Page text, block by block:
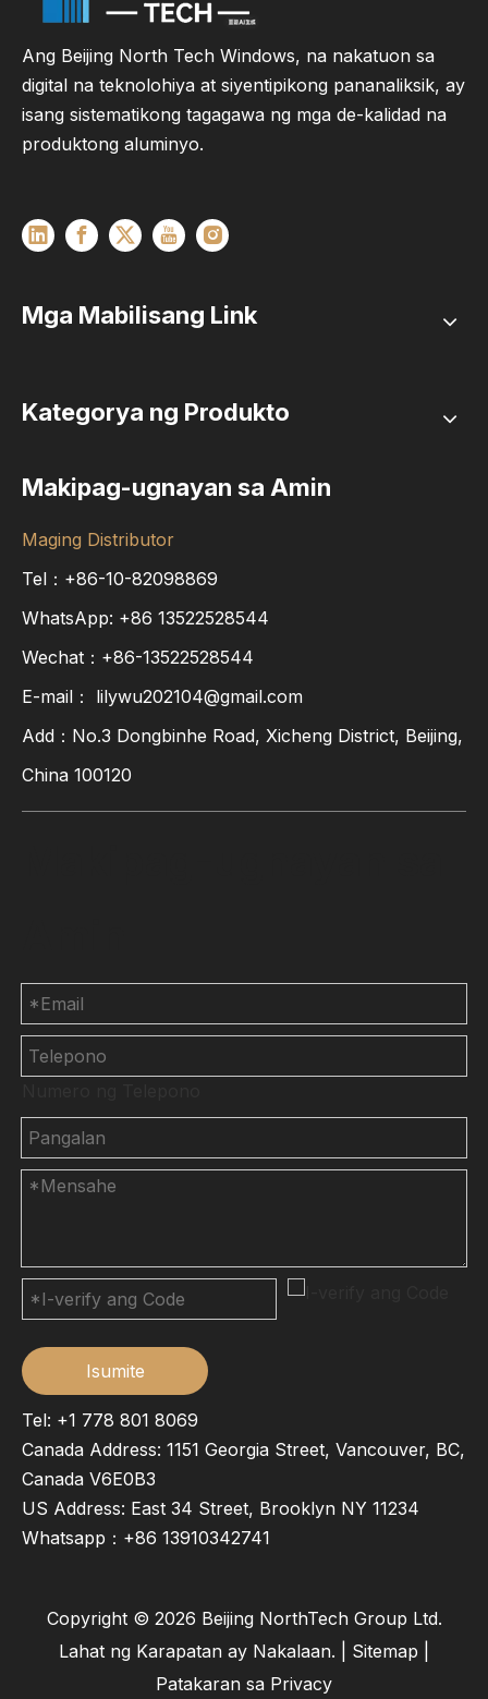
Ang Beijing North Tech Windows, na nakatuon sa
digital na teknolohiya at siyentipikong pananaliksik, ay
isang sistematikong tagagawa ng mga de-kalidad na
produktong aluminyo.
Mga Mabilisang Link
Kategorya ng Produkto
Makipag-ugnayan sa Amin
Maging Distributor
Tel：+86-10-82098869
WhatsApp: +86 13522528544
Wechat：+86-13522528544
E-mail： lilywu202104@gmail.com
Add：No.3 Dongbinhe Road, Xicheng District, Beijing,
China 100120
Isumite
Tel: +1 778 801 8069
Canada Address: 1151 Georgia Street, Vancouver, BC,
Canada V6E0B3
US Address: East 34 Street, Brooklyn NY 11234
Whatsapp： +86 13910342741
Copyright © 2026 Beijing NorthTech Group Ltd.
Lahat ng Karapatan ay Nakalaan. | Sitemap
Patakaran sa Privacy